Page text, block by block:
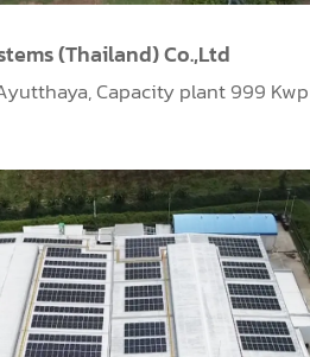
Capacity plant 999 Kwp